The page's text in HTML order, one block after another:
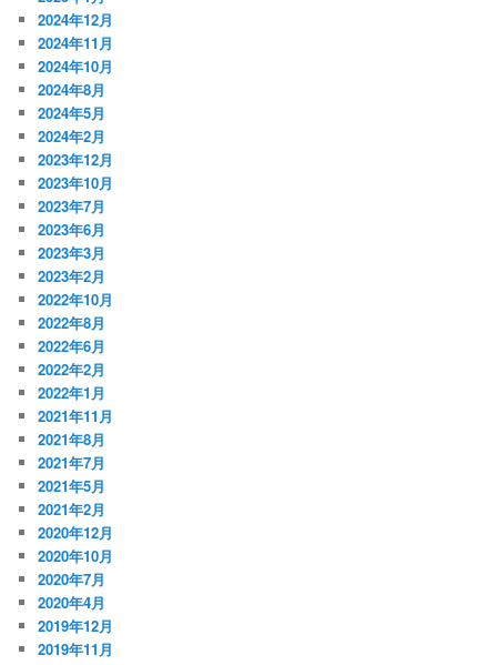
2024年12月
2024年11月
2024年10月
2024年8月
2024年5月
2024年2月
2023年12月
2023年10月
2023年7月
2023年6月
2023年3月
2023年2月
2022年10月
2022年8月
2022年6月
2022年2月
2022年1月
2021年11月
2021年8月
2021年7月
2021年5月
2021年2月
2020年12月
2020年10月
2020年7月
2020年4月
2019年12月
2019年11月